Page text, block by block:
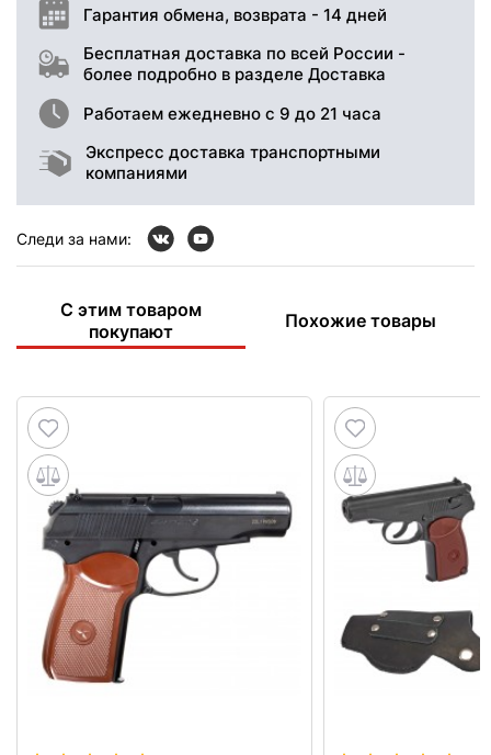
Гарантия обмена, возврата - 14 дней
Бесплатная доставка по всей России -
более подробно в разделе Доставка
Работаем ежедневно с 9 до 21 часа
Экспресс доставка транспортными
компаниями
Следи за нами:
С этим товаром
покупают
Похожие товары